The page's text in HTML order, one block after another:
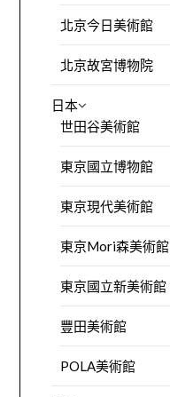
北京今日美術館
北京故宮博物院
日本
世田谷美術館
東京國立博物館
東京現代美術館
東京Mori森美術館
東京國立新美術館
豐田美術館
POLA美術館